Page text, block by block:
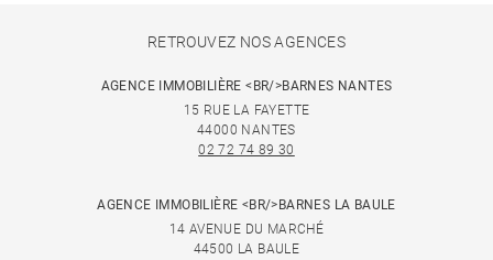
RETROUVEZ NOS AGENCES
AGENCE IMMOBILIÈRE <BR/>BARNES NANTES
15 RUE LA FAYETTE
44000 NANTES
02 72 74 89 30
AGENCE IMMOBILIÈRE <BR/>BARNES LA BAULE
14 AVENUE DU MARCHÉ
44500 LA BAULE